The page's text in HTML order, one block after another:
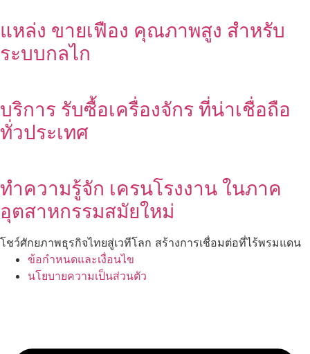
แหล่ง ขายเฟือง คุณภาพสูง สำหรับ
ระบบกลไก
บริการ รับซื้อเครื่องจักร ที่น่าเชื่อถือ
ทั่วประเทศ
ทำความรู้จัก เครนโรงงาน ในภาค
อุตสาหกรรมสมัยใหม่
โชว์ศักยภาพธุรกิจไทยสู่เวทีโลก สร้างการเชื่อมต่อที่ไร้พรมแดน
ข้อกำหนดและเงื่อนไข
นโยบายความเป็นส่วนตัว